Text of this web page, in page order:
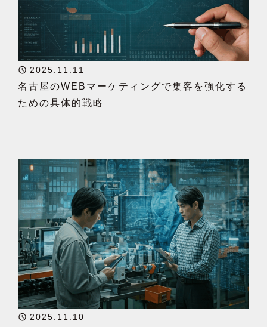
2025.11.11
名古屋のWEBマーケティングで集客を強化する
ための具体的戦略
2025.11.10